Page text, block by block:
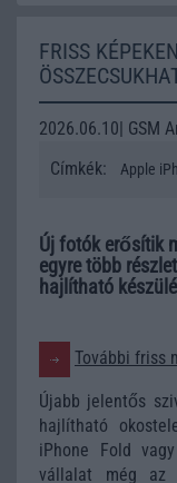
FRISS
2026.06.10| GSM
Címkék:
Apple
Új fotók erősítik
egyre több
hajlítható
További friss
Újabb jelentős
hajlítható
iPhone Fold
vállalat még az